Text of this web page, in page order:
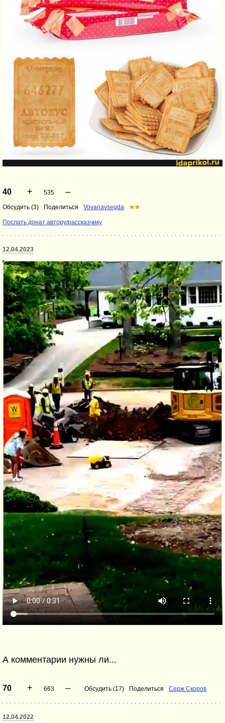
40 + 535 –
Обсудить (3) Поделиться Vovanavsegda ★★
Послать донат автору/рассказчику
12.04.2023
А комментарии нужны ли...
70 + 663 – Обсудить (17) Поделиться Серж Скоров
12.04.2022